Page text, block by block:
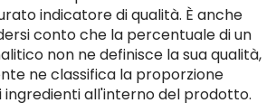
indicatore di qualità. È anche
conto che la percentuale di un
non ne definisce la sua qualità,
ne classifica la proporzione
all'interno del prodotto.